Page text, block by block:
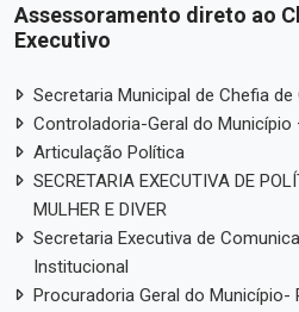
Assessoramento direto ao
Executivo
Secretaria Municipal de Chefia de
Controladoria-Geral do Município
Articulação Política
SECRETARIA EXECUTIVA DE
MULHER E DIVER
Secretaria Executiva de
Institucional
Procuradoria Geral do Município-